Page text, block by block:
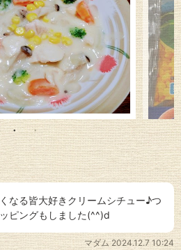
なる皆大好きクリームシチュー♪つ
ピングもしました(^^)d
マダム2024.12.7 10:24